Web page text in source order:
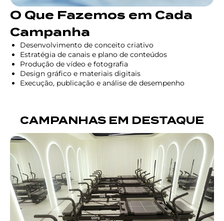
O Que Fazemos em Cada
Campanha
Desenvolvimento de conceito criativo
Estratégia de canais e plano de conteúdos
Produção de vídeo e fotografia
Design gráfico e materiais digitais
Execução, publicação e análise de desempenho
CAMPANHAS EM DESTAQUE